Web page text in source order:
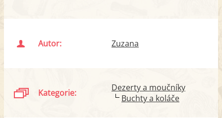
Autor: Zuzana
Kategorie:
Dezerty a moučníky
Buchty a koláče